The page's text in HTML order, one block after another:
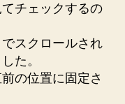
チェックするの
スクロールされ
た。
の位置に固定さ